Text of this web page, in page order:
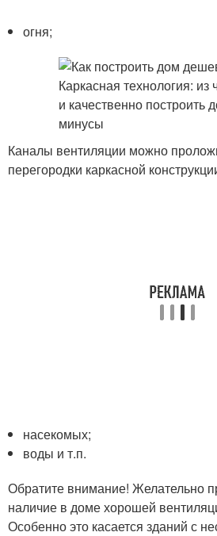
огня;
Каналы вентиляции можно
перегородки каркасной
насекомых;
воды и т.п.
Обратите внимание! Желательно
наличие в доме хорошей
Особенно это касается зданий с